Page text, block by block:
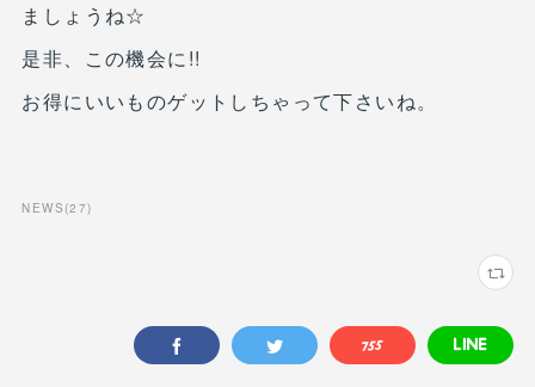
ましょうね☆
是非、この機会に!!
お得にいいものゲットしちゃって下さいね。
NEWS (27)